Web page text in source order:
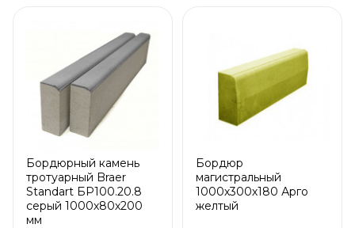
Бордюрный камень
тротуарный Braer
Standart БР100.20.8
серый 1000х80х200
мм
Бордюр
магистральный
1000х300х180 Арго
желтый